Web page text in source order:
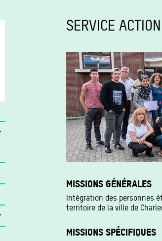
SERVICE
MISSIONS GÉNÉRALES
Intégration des personnes
territoire de la ville de
MISSIONS SPÉCIFIQUES